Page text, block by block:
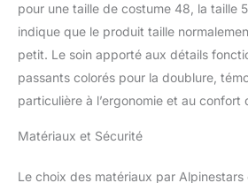
pour une taille de costume 48, la taille
indique que le produit taille
petit. Le soin apporté aux détails
passants colorés pour la doublure,
particulière à l’ergonomie et au confort
Matériaux et Sécurité
Le choix des matériaux par Alpinestars